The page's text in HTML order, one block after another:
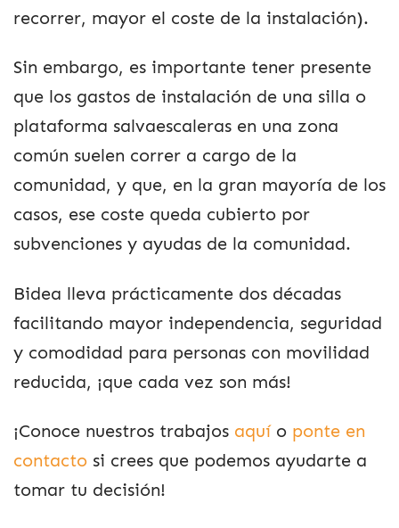
recorrer, mayor el coste de la instalación).
Sin embargo, es importante tener presente
que los gastos de instalación de una silla o
plataforma salvaescaleras en una zona
común suelen correr a cargo de la
comunidad, y que, en la gran mayoría de los
casos, ese coste queda cubierto por
subvenciones y ayudas de la comunidad.
Bidea lleva prácticamente dos décadas
facilitando mayor independencia, seguridad
y comodidad para personas con movilidad
reducida, ¡que cada vez son más!
¡Conoce nuestros trabajos aquío ponte en
contacto si crees que podemos ayudarte a
tomar tu decisión!